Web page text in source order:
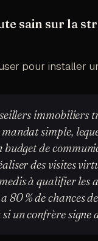
sain sur la
pour installer
immobiliers
simple,
budget de
des visites
à qualifier les
80 % de chances
un confrère signe